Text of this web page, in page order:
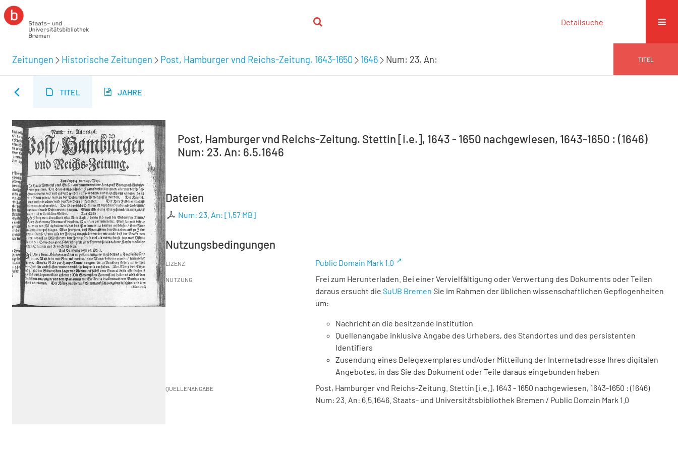
Detailsuche
Zeitungen Historische Zeitungen Post, Hamburger vnd Reichs-Zeitung. 1643-1650 1646 Num: 23. An: TITEL
TITEL JAHRE
Post, Hamburger vnd Reichs-Zeitung. Stettin [i.e.], 1643 - 1650 nachgewiesen, 1643-1650 : (1646)
Num: 23. An: 6.5.1646
Dateien
Num: 23. An: [1,57 MB]
Nutzungsbedingungen
LIZENZ Public Domain Mark 1.0
NUTZUNG
Frei zum Herunterladen. Bei einer Vervielfältigung oder Verwertung des Dokuments oder Teilen
daraus ersucht die SuUB Bremen Sie im Rahmen der üblichen wissenschaftlichen Gepflogenheiten
um:
Nachricht an die besitzende Institution
Quellenangabe inklusive Angabe des Urhebers, des Standortes und des persistenten
Identifiers
Zusendung eines Belegexemplares und/oder Mitteilung der Internetadresse Ihres digitalen
Angebotes, in das Sie das Dokument oder Teile daraus eingebunden haben
QUELLENANGABE
Post, Hamburger vnd Reichs-Zeitung. Stettin [i.e.], 1643 - 1650 nachgewiesen, 1643-1650 : (1646)
Num: 23. An: 6.5.1646. Staats- und Universitätsbibliothek Bremen / Public Domain Mark 1.0